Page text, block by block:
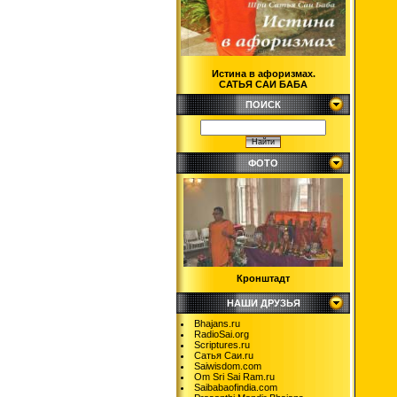
Истина в афоризмах.
САТЬЯ САИ БАБА
ПОИСК
ФОТО
Кронштадт
НАШИ ДРУЗЬЯ
Bhajans.ru
RadioSai.org
Scriptures.ru
Сатья Саи.ru
Saiwisdom.com
Om Sri Sai Ram.ru
Saibabaofindia.com